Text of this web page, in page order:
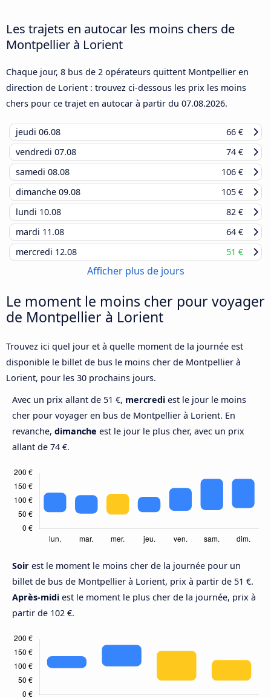
Les trajets en autocar les moins chers de
Montpellier à Lorient
Chaque jour, 8 bus de 2 opérateurs quittent Montpellier en
direction de Lorient : trouvez ci-dessous les prix les moins
chers pour ce trajet en autocar à partir du 07.08.2026.
jeudi 06.08
66 €
vendredi 07.08
74 €
samedi 08.08
106 €
dimanche 09.08
105 €
lundi 10.08
82 €
mardi 11.08
64 €
mercredi 12.08 51 €
Afficher plus de jours
Le moment le moins cher pour voyager
de Montpellier à Lorient
Trouvez ici quel jour et à quelle moment de la journée est
disponible le billet de bus le moins cher de Montpellier à
Lorient, pour les 30 prochains jours.
Avec un prix allant de 51 €, mercredi est le jour le moins
cher pour voyager en bus de Montpellier à Lorient. En
revanche, dimanche est le jour le plus cher, avec un prix
allant de 74 €.
Soir est le moment le moins cher de la journée pour un
billet de bus de Montpellier à Lorient, prix à partir de 51 €.
Après-midi est le moment le plus cher de la journée, prix à
partir de 102 €.